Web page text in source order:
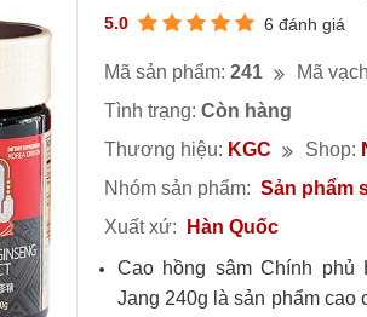
5.0 6 đánh giá
Mã sản phẩm: 241 Mã
Tình trạng: Còn hàng
Thương hiệu: KGC Shop:
Nhóm sản phẩm: Sản phẩm
Xuất xứ:
Hàn Quốc
Cao hồng sâm Chính phủ
Jang 240g là sản phẩm cao